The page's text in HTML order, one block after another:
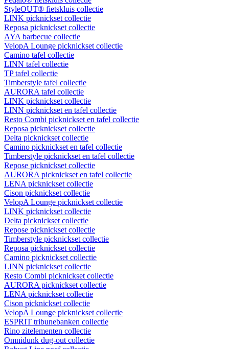
StyleOUT® fietskluis collectie
LINK picknickset collectie
Reposa picknickset collectie
AYA barbecue collectie
VelopA Lounge picknickset collectie
Camino tafel collectie
LINN tafel collectie
TP tafel collectie
Timberstyle tafel collectie
AURORA tafel collectie
LINK picknickset collectie
LINN picknickset en tafel collectie
Resto Combi picknickset en tafel collectie
Reposa picknickset collectie
Delta picknickset collectie
Camino picknickset en tafel collectie
Timberstyle picknickset en tafel collectie
Repose picknickset collectie
AURORA picknickset en tafel collectie
LENA picknickset collectie
Cison picknickset collectie
VelopA Lounge picknickset collectie
LINK picknickset collectie
Delta picknickset collectie
Repose picknickset collectie
Timberstyle picknickset collectie
Reposa picknickset collectie
Camino picknickset collectie
LINN picknickset collectie
Resto Combi picknickset collectie
AURORA picknickset collectie
LENA picknickset collectie
Cison picknickset collectie
VelopA Lounge picknickset collectie
ESPRIT tribunebanken collectie
Rino zitelementen collectie
Omnidunk dug-out collectie